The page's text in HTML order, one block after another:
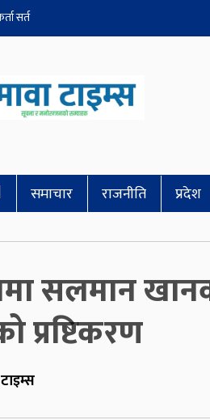
सर्त
समाचार राजनीति प्रदेश
सलमान